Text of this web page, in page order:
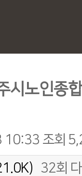
시노인종
10:33 조회
32회